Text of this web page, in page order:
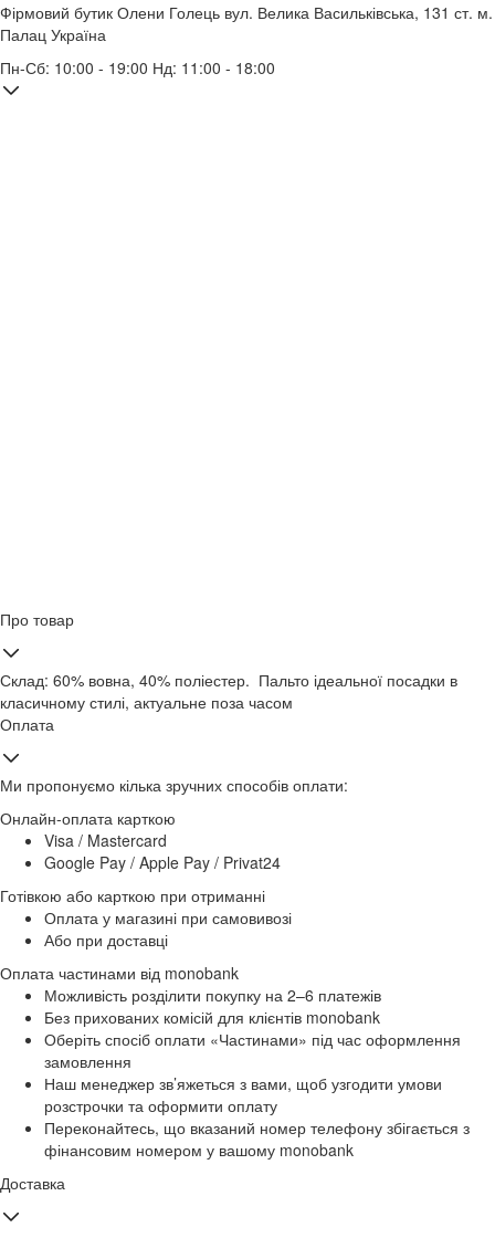
Фірмовий бутик Олени Голець вул. Велика Васильківська, 131 ст. м.
Палац Україна
Пн-Сб: 10:00 - 19:00 Нд: 11:00 - 18:00
Про товар
Склад: 60% вовна, 40% поліестер. Пальто ідеальної посадки в
класичному стилі, актуальне поза часом
Оплата
Ми пропонуємо кілька зручних способів оплати:
Онлайн-оплата карткою
Visa / Mastercard
Google Pay / Apple Pay / Privat24
Готівкою або карткою при отриманні
Оплата у магазині при самовивозі
Або при доставці
Оплата частинами від monobank
Можливість розділити покупку на 2–6 платежів
Без прихованих комісій для клієнтів monobank
Оберіть спосіб оплати «Частинами» під час оформлення
замовлення
Наш менеджер зв’яжеться з вами, щоб узгодити умови
розстрочки та оформити оплату
Переконайтесь, що вказаний номер телефону збігається з
фінансовим номером у вашому monobank
Доставка